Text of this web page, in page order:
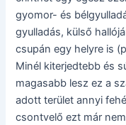
gyomor- és
gyulladás, külső
csupán egy helyre is
Minél kiterjedtebb és
magasabb lesz ez a
adott terület annyi
csontvelő ezt már